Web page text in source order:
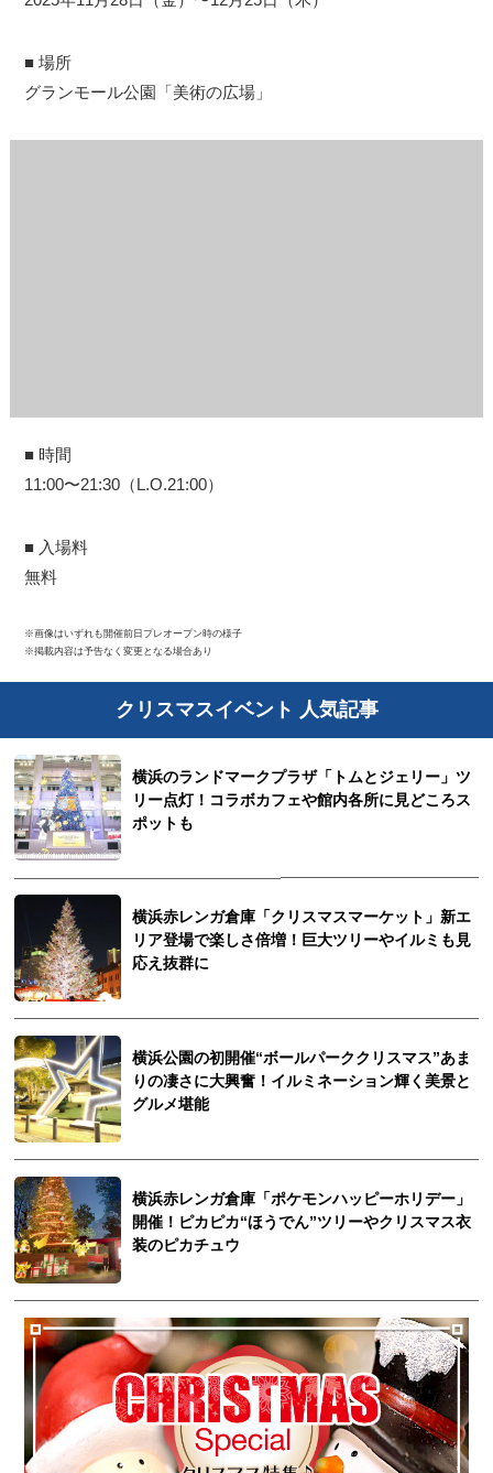
■ 場所
グランモール公園「美術の広場」
■ 時間
11:00〜21:30（L.O.21:00）
■ 入場料
無料
※画像はいずれも開催前日プレオープン時の様子
※掲載内容は予告なく変更となる場合あり
クリスマスイベント 人気記事
横浜のランドマークプラザ「トムとジェリー」ツ
リー点灯！コラボカフェや館内各所に見どころス
ポットも
横浜赤レンガ倉庫「クリスマスマーケット」新エ
リア登場で楽しさ倍増！巨大ツリーやイルミも見
応え抜群に
横浜公園の初開催“ボールパーククリスマス”あま
りの凄さに大興奮！イルミネーション輝く美景と
グルメ堪能
横浜赤レンガ倉庫「ポケモンハッピーホリデー」
開催！ピカピカ“ほうでん”ツリーやクリスマス衣
装のピカチュウ
観光ガイド
ランキング
ブログ記事
サイトについて